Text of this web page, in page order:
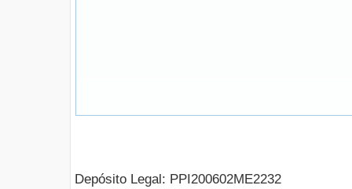
Depósito Legal: PPI200602ME2232